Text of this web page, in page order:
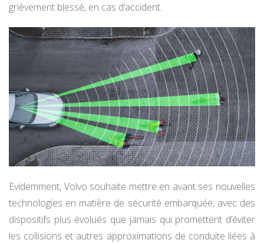
grièvement blessé, en cas d’accident.
Evidemment, Volvo souhaite mettre en avant ses nouvelles
technologies en matière de sécurité embarquée, avec des
dispositifs plus évolués que jamais qui promettent d’éviter
les collisions et autres approximations de conduite liées à